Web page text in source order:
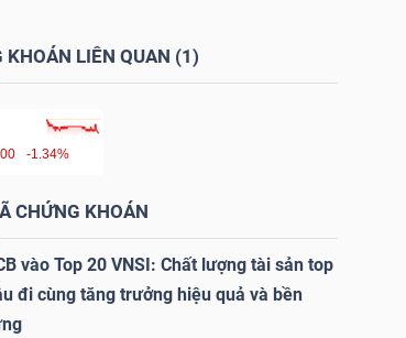
KHOÁN LIÊN QUAN (1)
-1.34%
CHỨNG KHOÁN
vào Top 20 VNSI: Chất lượng tài sản top
đi cùng tăng trưởng hiệu quả và bền